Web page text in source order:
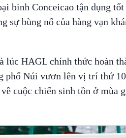
binh Conceicao tận dụng
sự bùng nổ của hàng vạn
lúc HAGL chính thức hoàn
phố Núi vươn lên vị trí thứ
cuộc chiến sinh tồn ở mùa